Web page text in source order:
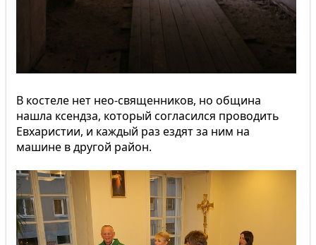
В костеле нет нео-священников, но община
нашла ксендза, который согласился проводить
Евхаристии, и каждый раз ездят за ним на
машине в другой район.